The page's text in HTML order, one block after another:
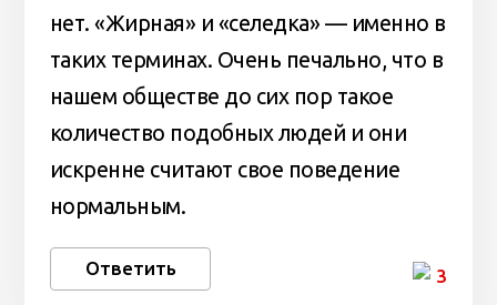
нет. «Жирная» и «селедка» — именно в
таких терминах. Очень печально, что в
нашем обществе до сих пор такое
количество подобных людей и они
искренне считают свое поведение
нормальным.
Ответить 3